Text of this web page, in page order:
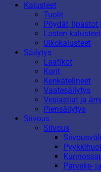
Kalusteet
Tuolit
Pöydät, lipastot
Lasten kalusteet
Ulkokalusteet
Säilytys
Laatikot
Korit
Kenkätelineet
Vaatesäilytys
Vesiastiat ja
Piensäilytys
Siivous
Siivous
Parveke-